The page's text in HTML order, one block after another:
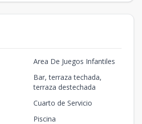
Area De Juegos Infantiles
Bar, terraza techada,
terraza destechada
Cuarto de Servicio
Piscina